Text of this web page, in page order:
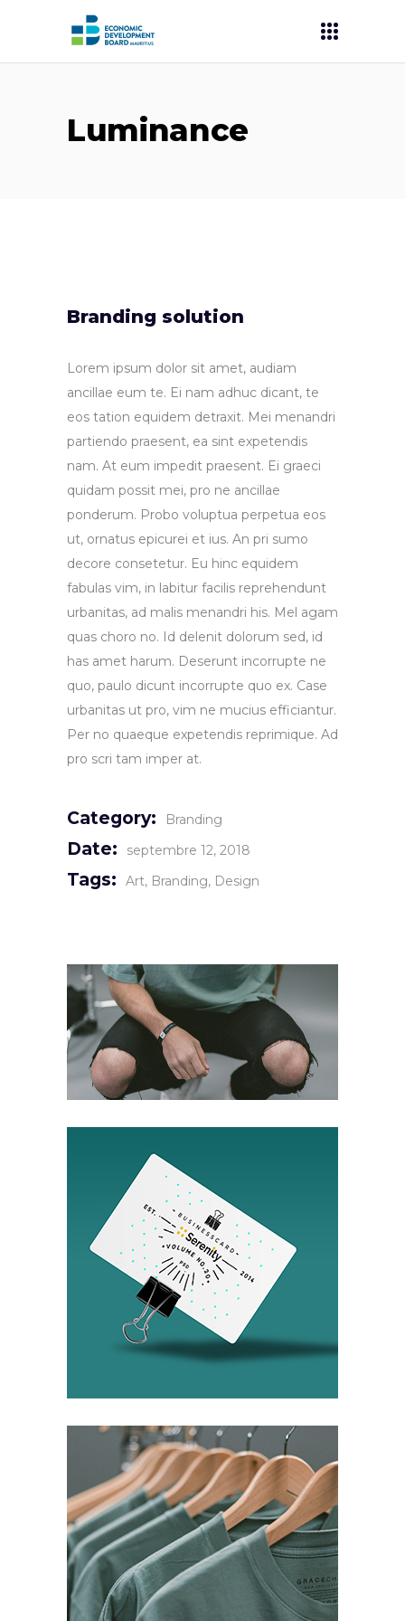
Luminance
Branding solution
Lorem ipsum dolor sit amet, audiam
ancillae eum te. Ei nam adhuc dicant, te
eos tation equidem detraxit. Mei menandri
partiendo praesent, ea sint expetendis
nam. At eum impedit praesent. Ei graeci
quidam possit mei, pro ne ancillae
ponderum. Probo voluptua perpetua eos
ut, ornatus epicurei et ius. An pri sumo
decore consetetur. Eu hinc equidem
fabulas vim, in labitur facilis reprehendunt
urbanitas, ad malis menandri his. Mel agam
quas choro no. Id delenit dolorum sed, id
has amet harum. Deserunt incorrupte ne
quo, paulo dicunt incorrupte quo ex. Case
urbanitas ut pro, vim ne mucius efficiantur.
Per no quaeque expetendis reprimique. Ad
pro scri tam imper at.
Category: Branding
Date: septembre 12, 2018
Tags: Art Branding Design